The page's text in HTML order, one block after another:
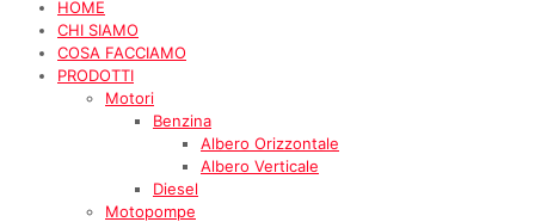
HOME
CHI SIAMO
COSA FACCIAMO
PRODOTTI
Motori
Benzina
Albero Orizzontale
Albero Verticale
Diesel
Motopompe